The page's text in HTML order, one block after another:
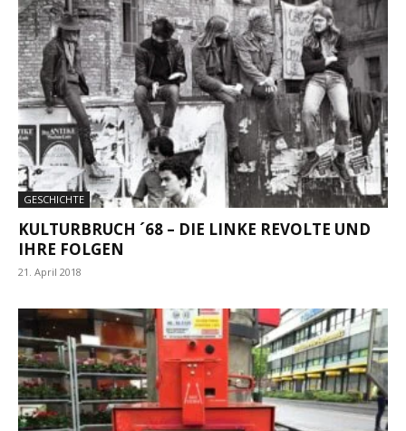
GESCHICHTE
KULTURBRUCH ´68 – DIE LINKE REVOLTE UND
IHRE FOLGEN
21. April 2018